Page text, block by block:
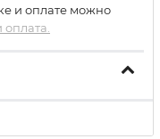
и оплате можно
оплата.